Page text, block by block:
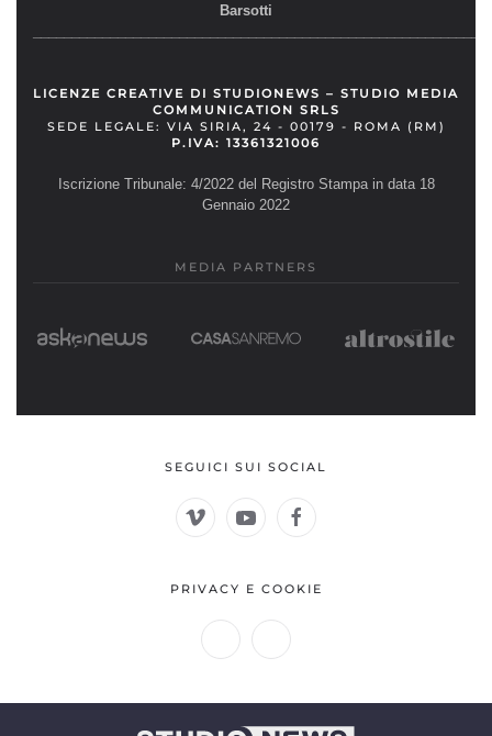
Barsotti
LICENZE CREATIVE DI STUDIONEWS – STUDIO MEDIA
COMMUNICATION SRLS
SEDE LEGALE: VIA SIRIA, 24 - 00179 - ROMA (RM)
P.IVA: 13361321006
Iscrizione Tribunale: 4/2022 del Registro Stampa in data 18
Gennaio 2022
MEDIA PARTNERS
SEGUICI SUI SOCIAL
PRIVACY E COOKIE